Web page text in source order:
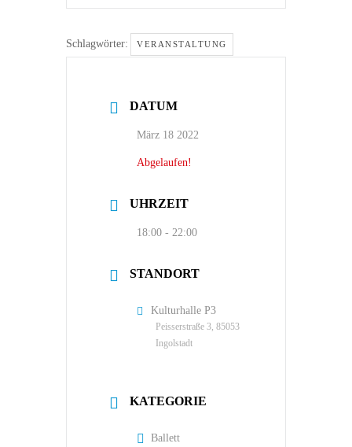
Schlagwörter: VERANSTALTUNG
DATUM
März 18 2022
Abgelaufen!
UHRZEIT
18:00 - 22:00
STANDORT
Kulturhalle P3
Peisserstraße 3, 85053
Ingolstadt
KATEGORIE
Ballett